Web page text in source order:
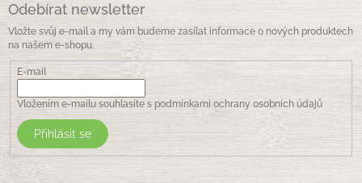
Odebírat newsletter
Vložte svůj e-mail a my vám budeme zasílat informace o nových produktech
na našem e-shopu.
E-mail
Vložením e-mailu souhlasíte s podmínkami ochrany osobních údajů
Přihlásit se